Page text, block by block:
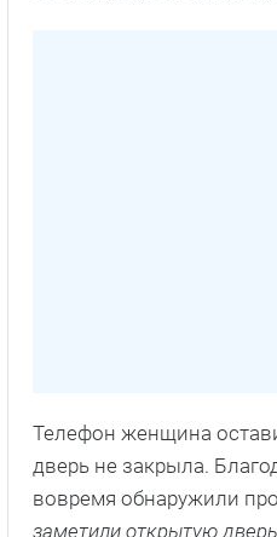
Телефон женщина
дверь не закрыла.
вовремя обнаружили
заметили открытую